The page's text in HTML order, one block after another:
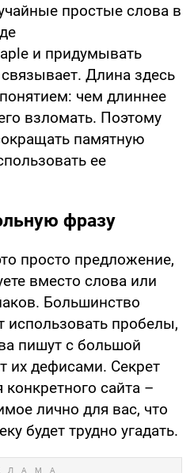
простые слова в
и придумывать
Длина здесь
чем длиннее
взломать. Поэтому
памятную
ее
фразу
просто предложение,
вместо слова или
Большинство
использовать пробелы,
пишут с большой
их дефисами. Секрет
сайта –
лично для вас, что
будет трудно угадать.